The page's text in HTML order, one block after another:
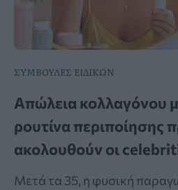
ΣΥΜΒΟΥΛΕΣ ΕΙΔΙΚΩΝ
Απώλεια κολλαγόνου
ρουτίνα περιποίησης
ακολουθούν οι
Μετά τα 35, η φυσική